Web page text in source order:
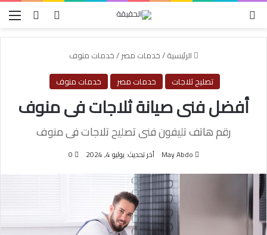
بحث عنتسجيل
الرئيسية/خدمات مصر/خدمات منوف
تصليح ثلاجات
خدمات مصر خدمات منوف
أفضل فنى صيانة ثلاجات فى منوف
رقم هاتف تليفون فنى تصليح تلاجات فى منوف
May Abdo آخر تحديث: يوليو 4, 2024 0